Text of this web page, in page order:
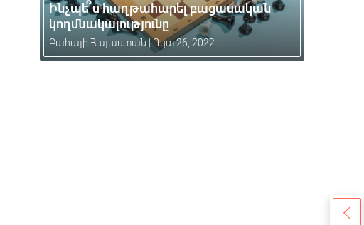
Ինչպե՞ս հաղթահարել բացասական
կողմնակալությունը
Բահայի Հայաստան|Դկտ 26, 2022